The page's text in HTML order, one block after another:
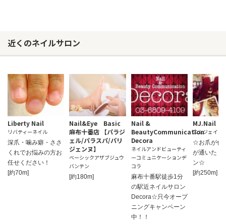
近くのネイルサロン
Liberty Nail
リバティーネイル
深爪・噛み癖・ささ
くれでお悩みの方お
任せください！
[約70m]
Nail&Eye Basic
麻布十番店 【パラジ
ェル/パラスパ/パリ
ジェンヌ】
ベーシックアザブジュウ
バンテン
[約180m]
Nail &
BeautyCommunication
Decora
ネイルアンドビューティ
ーコミュニケーションデ
コラ
麻布十番駅徒歩1分
の駅近ネイルサロン
Decora☆只今オープ
ニングキャンペーン
中！！
MJ.Nail
エムジェイネ
☆お爪が傷
が通いたく
ン☆
[約250m]